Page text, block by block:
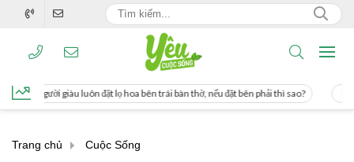
lọ hoa bên trái bàn thờ, nếu đặt bên phải thì sao? Cách uống nước mía
Trang chủ Cuộc Sống